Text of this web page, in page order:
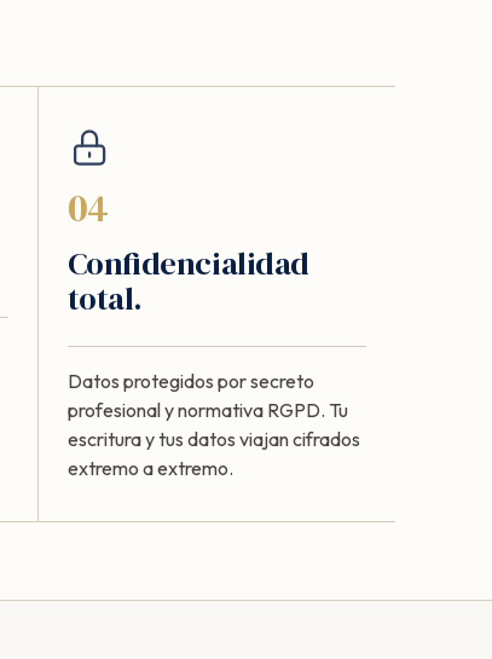
04
Confidencialidad
total.
Datos protegidos por secreto
profesional y normativa RGPD. Tu
escritura y tus datos viajan cifrados
extremo a extremo.